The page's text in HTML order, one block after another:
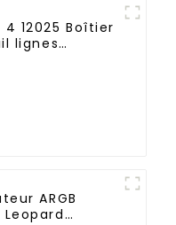
4 12025 Boîtier
lignes
ARGB